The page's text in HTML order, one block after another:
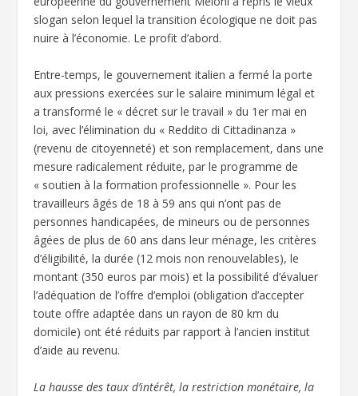
slogan selon lequel la transition écologique ne doit pas
nuire à l’économie. Le profit d’abord.
Entre-temps, le gouvernement italien a fermé la porte
aux pressions exercées sur le salaire minimum légal et
a transformé le « décret sur le travail » du 1er mai en
loi, avec l’élimination du « Reddito di Cittadinanza »
(revenu de citoyenneté) et son remplacement, dans une
mesure radicalement réduite, par le programme de
« soutien à la formation professionnelle ». Pour les
travailleurs âgés de 18 à 59 ans qui n’ont pas de
personnes handicapées, de mineurs ou de personnes
âgées de plus de 60 ans dans leur ménage, les critères
d’éligibilité, la durée (12 mois non renouvelables), le
montant (350 euros par mois) et la possibilité d’évaluer
l’adéquation de l’offre d’emploi (obligation d’accepter
toute offre adaptée dans un rayon de 80 km du
domicile) ont été réduits par rapport à l’ancien institut
d’aide au revenu.
La hausse des taux d’intérêt, la restriction monétaire, la